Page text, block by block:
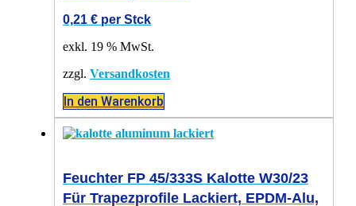
0,21 € per Stck
exkl. 19 % MwSt.
zzgl. Versandkosten
In den Warenkorb
Feuchter FP 45/333S Kalotte W30/23
Für Trapezprofile Lackiert, EPDM-Alu,